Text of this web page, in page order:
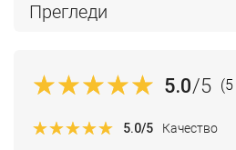
Прегледи
5.0/5
5.0/5 Качество